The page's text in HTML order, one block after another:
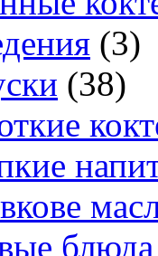
(3)
(38)
блюда